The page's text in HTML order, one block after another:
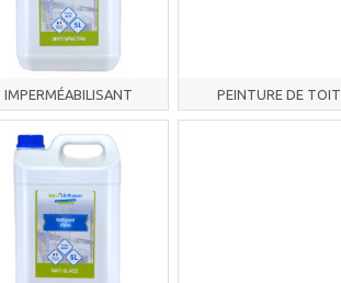
IMPERMÉABILISANT PEINTURE DE TOIT